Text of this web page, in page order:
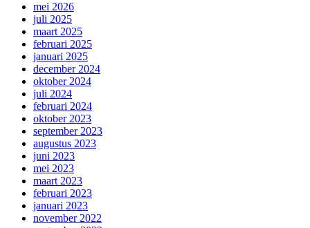
mei 2026
juli 2025
maart 2025
februari 2025
januari 2025
december 2024
oktober 2024
juli 2024
februari 2024
oktober 2023
september 2023
augustus 2023
juni 2023
mei 2023
maart 2023
februari 2023
januari 2023
november 2022